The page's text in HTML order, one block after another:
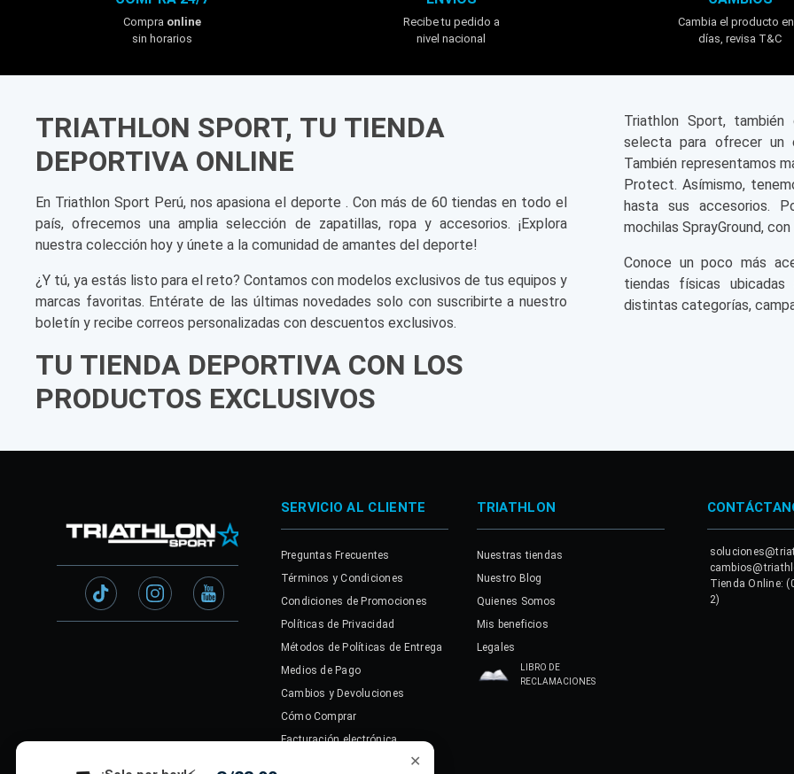
Compra online
sin horarios
Recibe tu pedido a
nivel nacional
Cambia el producto
días, revisa T&C
TRIATHLON SPORT, TU TIENDA
DEPORTIVA ONLINE
En Triathlon Sport Perú, nos apasiona el deporte . Con más de 60 tiendas en todo el
país, ofrecemos una amplia selección de zapatillas, ropa y accesorios. ¡Explora
nuestra colección hoy y únete a la comunidad de amantes del deporte!
¿Y tú, ya estás listo para el reto? Contamos con modelos exclusivos de tus equipos y
marcas favoritas. Entérate de las últimas novedades solo con suscribirte a nuestro
boletín y recibe correos personalizadas con descuentos exclusivos.
TU TIENDA DEPORTIVA CON LOS
PRODUCTOS EXCLUSIVOS
Triathlon Sport, también
selecta para ofrecer un
También representamos
Protect. Asímismo,
hasta sus accesorios.
mochilas SprayGround,
Conoce un poco más
tiendas físicas
distintas categorías,
SERVICIO AL CLIENTE
Preguntas Frecuentes
Términos y Condiciones
Condiciones de Promociones
Políticas de Privacidad
Métodos de Políticas de Entrega
Medios de Pago
Cambios y Devoluciones
Cómo Comprar
Facturación electrónica
TRIATHLON
Nuestras tiendas
Nuestro Blog
Quienes Somos
Mis beneficios
Legales
LIBRO DE
RECLAMACIONES
Tienda Online:
2)
✕